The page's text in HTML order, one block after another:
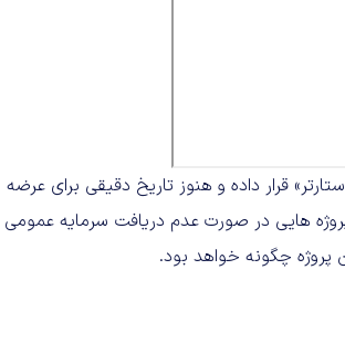
قرار داده و هنوز تاریخ دقیقی برای عرضه
هایی در صورت عدم دریافت سرمایه عمومی
پروژه چگونه خواهد بود.